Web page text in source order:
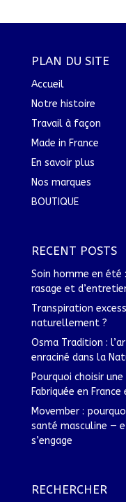
PLAN DU SITE
Accueil
Notre histoire
Travail à façon
Made in France
En savoir plus
Nos marques
BOUTIQUE
RECENT POSTS
Soin homme en
rasage et
Transpiration
naturellement ?
Osma Tradition :
enraciné dans la
Pourquoi choisir
Fabriquée en
Movember :
santé masculine —
s’engage
RECHERCHER